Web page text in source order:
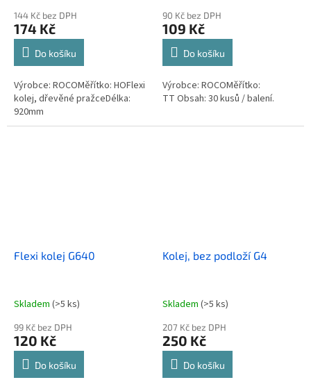
144 Kč bez DPH
174 Kč
Do košíku
Výrobce: ROCOMěřítko: HOFlexi
kolej, dřevěné pražceDélka:
920mm
90 Kč bez DPH
109 Kč
Do košíku
Výrobce: ROCOMěřítko:
TT Obsah: 30 kusů / balení.
Flexi kolej G640
Skladem (>5 ks)
99 Kč bez DPH
120 Kč
Do košíku
Kolej, bez podloží G4
Skladem (>5 ks)
207 Kč bez DPH
250 Kč
Do košíku